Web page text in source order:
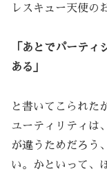
レスキュー天使の
「あとでパーティ
ある」
と書いてこられた
ユーティリティは
が違うためだろう
い。かといって、